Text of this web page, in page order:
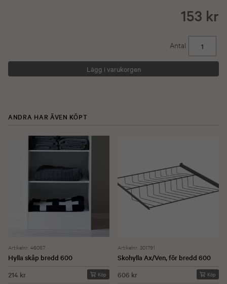
153 kr
Antal
ANDRA HAR ÄVEN KÖPT
Artikelnr. 46067
Hylla skåp bredd 600
214 kr
Köp
Artikelnr. 301791
Skohylla Ax/Ven, för bredd 600
606 kr
Köp